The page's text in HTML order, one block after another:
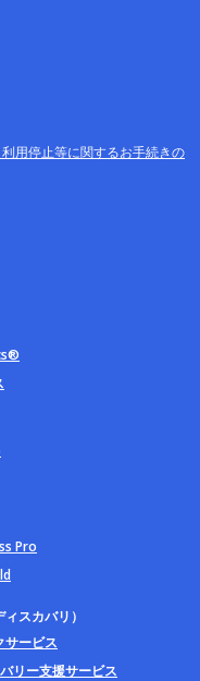
用停止等に関するお手続きの
Pro
スカバリ）
サービス
リー支援サービス